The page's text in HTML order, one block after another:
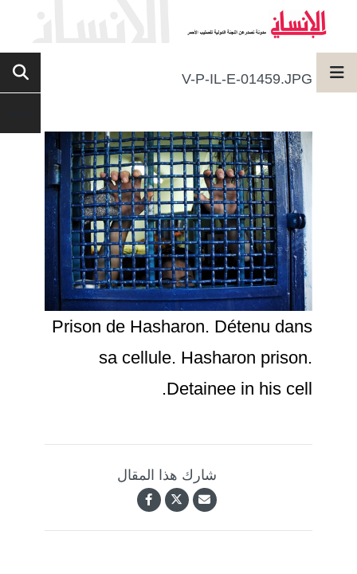
V-P-IL-E-01459.JPG
Prison de Hasharon. Détenu dans
sa cellule. Hasharon prison.
Detainee in his cell.
شارك هذا المقال